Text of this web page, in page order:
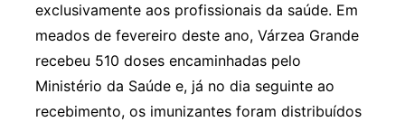
exclusivamente aos profissionais da saúde. Em
meados de fevereiro deste ano, Várzea Grande
recebeu 510 doses encaminhadas pelo
Ministério da Saúde e, já no dia seguinte ao
recebimento, os imunizantes foram distribuídos